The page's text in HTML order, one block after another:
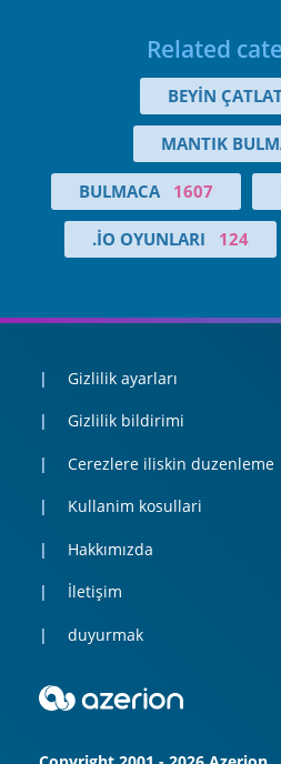
Related
BEYIN
MANTIK
BULMACA 1607
.IO OYUNLARI 124
Gizlilik ayarları
Gizlilik bildirimi
Cerezlere iliskin duzenleme
Kullanim kosullari
Hakkımızda
İletişim
duyurmak